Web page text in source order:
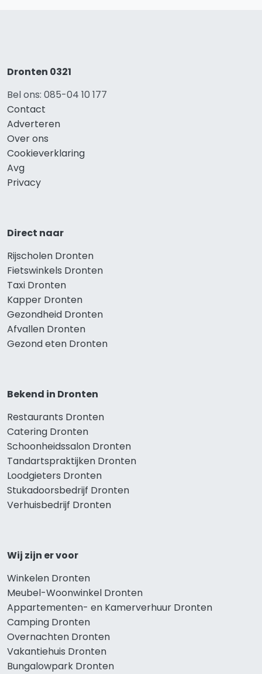
Dronten 0321
Bel ons: 085-04 10 177
Contact
Adverteren
Over ons
Cookieverklaring
Avg
Privacy
Direct naar
Rijscholen Dronten
Fietswinkels Dronten
Taxi Dronten
Kapper Dronten
Gezondheid Dronten
Afvallen Dronten
Gezond eten Dronten
Bekend in Dronten
Restaurants Dronten
Catering Dronten
Schoonheidssalon Dronten
Tandartspraktijken Dronten
Loodgieters Dronten
Stukadoorsbedrijf Dronten
Verhuisbedrijf Dronten
Wij zijn er voor
Winkelen Dronten
Meubel-Woonwinkel Dronten
Appartementen- en Kamerverhuur Dronten
Camping Dronten
Overnachten Dronten
Vakantiehuis Dronten
Bungalowpark Dronten